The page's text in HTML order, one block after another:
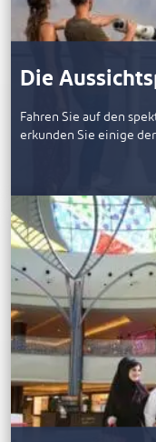
Die
Fahren Sie auf den
erkunden Sie einige